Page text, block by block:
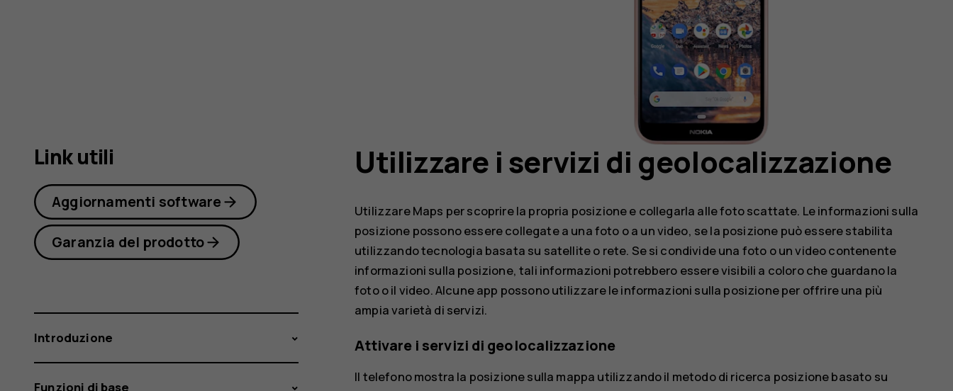
Utilizzare i servizi di geolocalizzazione
Utilizzare Maps per scoprire la propria posizione e collegarla alle foto scattate. Le informazioni sulla
posizione possono essere collegate a una foto o a un video, se la posizione può essere stabilita
utilizzando tecnologia basata su satellite o rete. Se si condivide una foto o un video contenente
informazioni sulla posizione, tali informazioni potrebbero essere visibili a coloro che guardano la
foto o il video. Alcune app possono utilizzare le informazioni sulla posizione per offrire una più
ampia varietà di servizi.
Attivare i servizi di geolocalizzazione
Il telefono mostra la posizione sulla mappa utilizzando il metodo di ricerca posizione basato su
Link utili
Aggiornamenti software
Garanzia del prodotto
Introduzione
Funzioni di base